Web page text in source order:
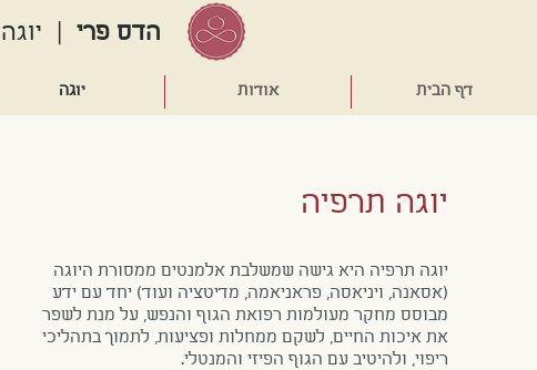
הדס פרי | יוגה
דף הבית אודות יוגה
יוגה תרפיה
יוגה תרפיה היא גישה שמשלבת אלמנטים ממסורת היוגה
(אסאנה, ויניאסה, פראניאמה, מדיטציה ועוד) יחד עם ידע
מבוסס מחקר מעולמות רפואת הגוף והנפש, על מנת לשפר
את איכות החיים, לשקם ממחלות ופציעות, לתמוך בתהליכי
ריפוי, ולהיטיב עם הגוף הפיזי והמנטלי.